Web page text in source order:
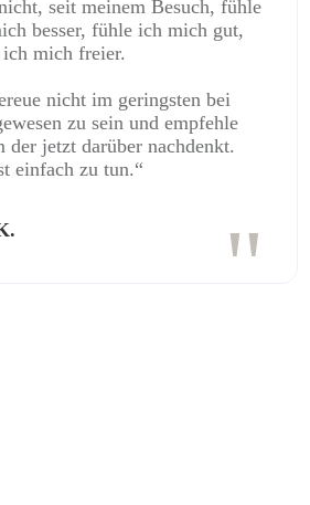
seit meinem Besuch, fühle
besser, fühle ich mich gut,
mich freier.
nicht im geringsten bei
zu sein und empfehle
der jetzt darüber nachdenkt.
einfach zu tun.“
"